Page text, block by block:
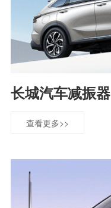
长城汽车减振器
查看更多>>